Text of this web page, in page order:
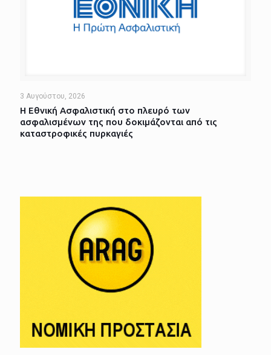
3 Αυγούστου, 2026
Η Εθνική Ασφαλιστική στο πλευρό των
ασφαλισμένων της που δοκιμάζονται από τις
καταστροφικές πυρκαγιές